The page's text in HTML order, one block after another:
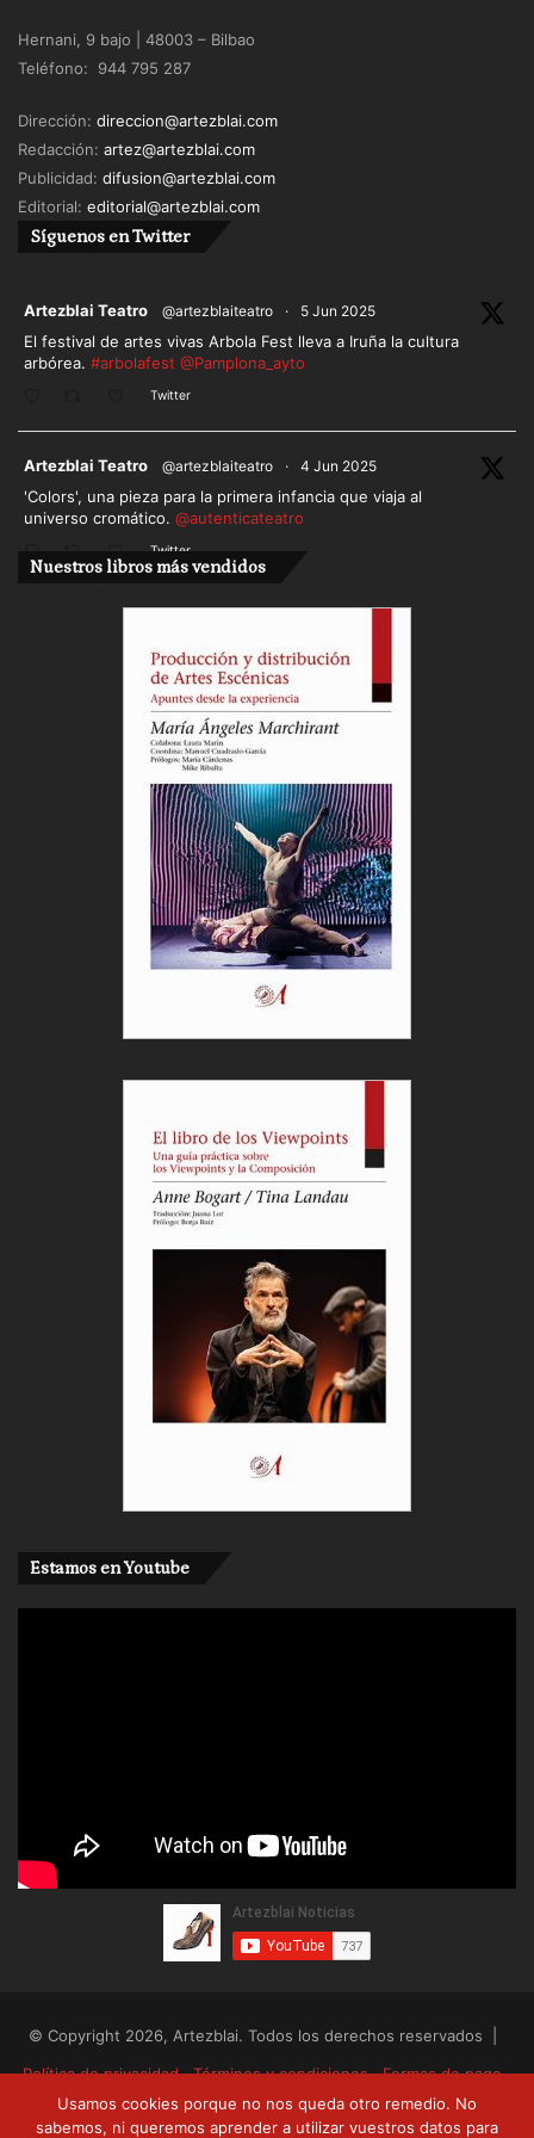
Hernani, 9 bajo | 48003 – Bilbao
Teléfono: 944 795 287
Dirección: direccion@artezblai.com
Redacción: artez@artezblai.com
Publicidad: difusion@artezblai.com
Editorial: editorial@artezblai.com
Síguenos en Twitter
Artezblai Teatro @artezblaiteatro · 5 Jun 2025
El festival de artes vivas Arbola Fest lleva a Iruña la cultura
arbórea. #arbolafest @Pamplona_ayto
Twitter
Artezblai Teatro @artezblaiteatro · 4 Jun 2025
'Colors', una pieza para la primera infancia que viaja al
universo cromático. @autenticateatro
Twitter
Cargar más
Nuestros libros más vendidos
Estamos en Youtube
© Copyright 2026, Artezblai. Todos los derechos reservados |
Política de privacidad
Términos y condiciones
Formas de pago
Envíos y devoluciones
Usamos cookies porque no nos queda otro remedio. No
sabemos, ni queremos aprender a utilizar vuestros datos para